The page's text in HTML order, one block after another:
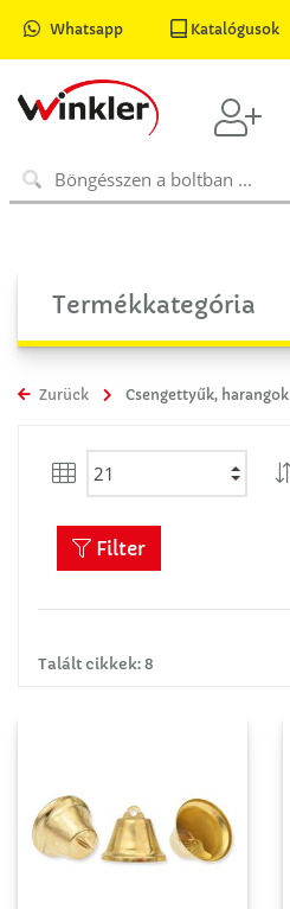
Whatsapp Katalógusok
Termékkategória
Zurück Csengettyűk, harangok
Talált cikkek: 8
Filter